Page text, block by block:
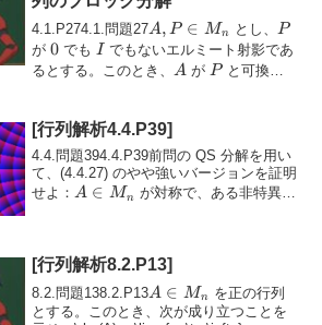
4.1.P274.1.問題27A, P
\in
M_n
A, P ∈ Mn とし、P
P
が0
0 でもI
I でもないエルミート射影であ
るとする。このとき、A
A がP
P と可換で
[行列解析4.4.P39]
4.4.問題394.4.P39前問の QS 分解を用い
て、(4.4.27) のやや強いバージョンを証明
せよ：A
A ∈ Mn が対称で、ある非特異行
[行列解析8.2.P13]
8.2.問題138.2.P13A
\in
A ∈ Mn
を正の行列
とする。このとき、次が成り立つことを